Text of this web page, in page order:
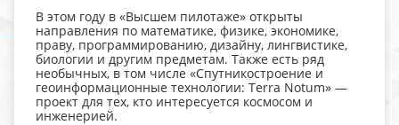
В этом году в «Высшем пилотаже» открыты
направления по математике, физике, экономике,
праву, программированию, дизайну, лингвистике,
биологии и другим предметам. Также есть ряд
необычных, в том числе «Спутникостроение и
геоинформационные технологии: Terra Notum» —
проект для тех, кто интересуется космосом и
инженерией.